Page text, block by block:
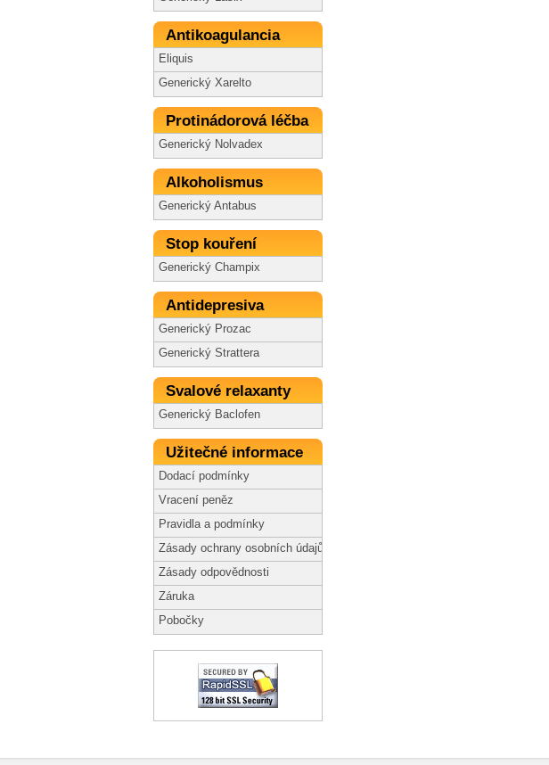
Antikoagulancia
Eliquis
Generický Xarelto
Protinádorová léčba
Generický Nolvadex
Alkoholismus
Generický Antabus
Stop kouření
Generický Champix
Antidepresiva
Generický Prozac
Generický Strattera
Svalové relaxanty
Generický Baclofen
Užitečné informace
Dodací podmínky
Vracení peněz
Pravidla a podmínky
Zásady ochrany osobních údajů
Zásady odpovědnosti
Záruka
Pobočky